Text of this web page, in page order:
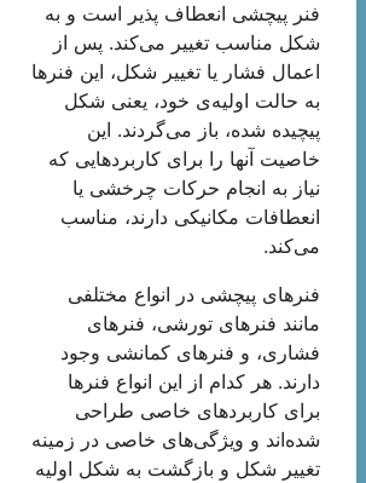
فنر پیچشی انعطاف پذیر است و به
شکل مناسب تغییر می‌کند. پس از
اعمال فشار یا تغییر شکل، این فنرها
به حالت اولیه‌ی خود، یعنی شکل
پیچیده شده، باز می‌گردند. این
خاصیت آنها را برای کاربردهایی که
نیاز به انجام حرکات چرخشی یا
انعطافات مکانیکی دارند، مناسب
می‌کند.
فنرهای پیچشی در انواع مختلفی
مانند فنرهای تورشی، فنرهای
فشاری، و فنرهای کمانشی وجود
دارند. هر کدام از این انواع فنرها
برای کاربردهای خاصی طراحی
شده‌اند و ویژگی‌های خاصی در زمینه
تغییر شکل و بازگشت به شکل اولیه